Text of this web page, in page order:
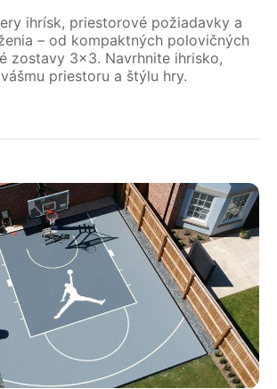
ihrísk, priestorové požiadavky a
– od kompaktných polovičných
zostavy 3×3. Navrhnite ihrisko,
priestoru a štýlu hry.